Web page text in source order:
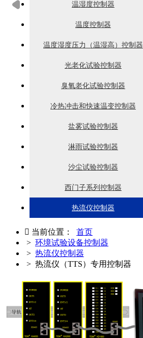
温湿度控制器
温度控制器
温度湿度压力（温湿高）控制器
光老化试验控制器
臭氧老化试验控制器
冷热冲击和快速温变控制器
盐雾试验控制器
淋雨试验控制器
沙尘试验控制器
西门子系列控制器
热流仪控制器
 当前位置： 首页
> 环境试验设备控制器
> 热流仪控制器
> 热流仪（TTS）专用控制器